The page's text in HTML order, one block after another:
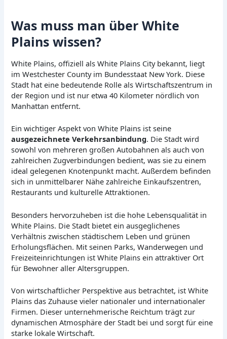
Was muss man über White
Plains wissen?
White Plains, offiziell als White Plains City bekannt, liegt
im Westchester County im Bundesstaat New York. Diese
Stadt hat eine bedeutende Rolle als Wirtschaftszentrum in
der Region und ist nur etwa 40 Kilometer nördlich von
Manhattan entfernt.
Ein wichtiger Aspekt von White Plains ist seine
ausgezeichnete Verkehrsanbindung. Die Stadt wird
sowohl von mehreren großen Autobahnen als auch von
zahlreichen Zugverbindungen bedient, was sie zu einem
ideal gelegenen Knotenpunkt macht. Außerdem befinden
sich in unmittelbarer Nähe zahlreiche Einkaufszentren,
Restaurants und kulturelle Attraktionen.
Besonders hervorzuheben ist die hohe Lebensqualität in
White Plains. Die Stadt bietet ein ausgeglichenes
Verhältnis zwischen städtischem Leben und grünen
Erholungsflächen. Mit seinen Parks, Wanderwegen und
Freizeiteinrichtungen ist White Plains ein attraktiver Ort
für Bewohner aller Altersgruppen.
Von wirtschaftlicher Perspektive aus betrachtet, ist White
Plains das Zuhause vieler nationaler und internationaler
Firmen. Dieser unternehmerische Reichtum trägt zur
dynamischen Atmosphäre der Stadt bei und sorgt für eine
starke lokale Wirtschaft.